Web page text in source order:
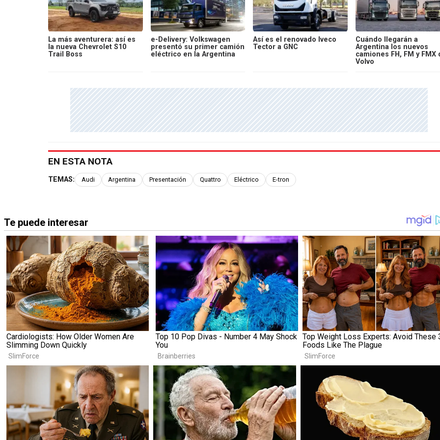
La más aventurera: así es
la nueva Chevrolet S10
Trail Boss
e-Delivery: Volkswagen
presentó su primer camión
eléctrico en la Argentina
Así es el renovado Iveco
Tector a GNC
Cuándo llegarán a
Argentina los nuevos
camiones FH, FM y FMX
Volvo
EN ESTA NOTA
TEMAS: Audi Argentina Presentación Quattro Eléctrico E-tron